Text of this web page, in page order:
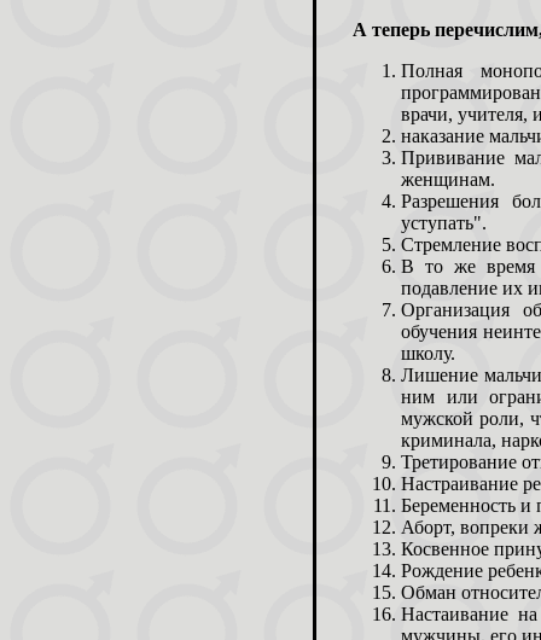
А теперь
Полная
врачи, учителя,
наказание
Прививание
женщинам.
Разрешения
уступать".
Стремление
В то же время
подавление их
Организация
обучения
школу.
Лишение
ним или
мужской роли,
криминала,
Третирование
Настраивание
Беременность
Аборт, вопреки
Косвенное
Рождение
Обман
Настаивание
мужчины, его